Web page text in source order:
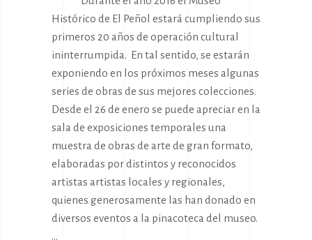
Histórico de El Peñol estará cumpliendo sus
primeros 20 años de operación cultural
ininterrumpida. En tal sentido, se estarán
exponiendo en los próximos meses algunas
series de obras de sus mejores colecciones.
Desde el 26 de enero se puede apreciar en la
sala de exposiciones temporales una
muestra de obras de arte de gran formato,
elaboradas por distintos y reconocidos
artistas artistas locales y regionales,
quienes generosamente las han donado en
diversos eventos a la pinacoteca del museo.